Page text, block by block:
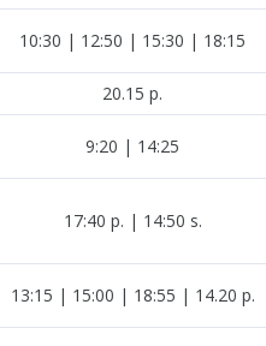
10:30 | 12:50 | 15:30 | 18:15
20.15 p.
9:20 | 14:25
17:40 p. | 14:50 s.
13:15 | 15:00 | 18:55 | 14.20 p.